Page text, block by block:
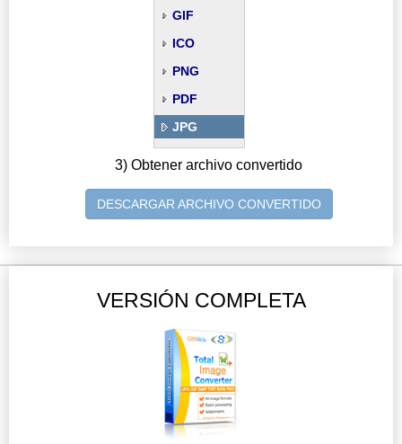
GIF
ICO
PNG
PDF
JPG
3) Obtener archivo convertido
DESCARGAR ARCHIVO CONVERTIDO
VERSIÓN COMPLETA